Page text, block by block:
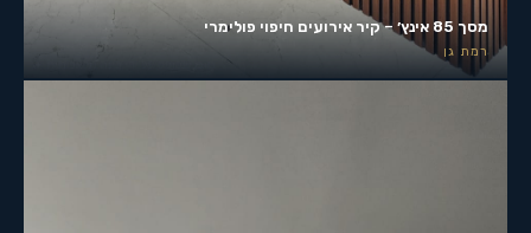
מסך 85 אינץ׳ – קיר אירועים חיפוי פולימרי
רמת גן